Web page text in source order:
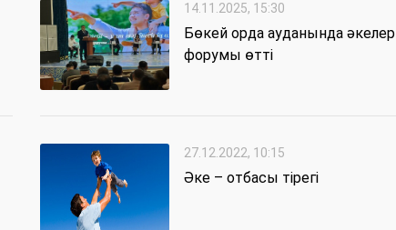
14.11.2025, 15:30
Бөкей орда ауданында әкелер
форумы өтті
27.12.2022, 10:15
Әке – отбасы тірегі